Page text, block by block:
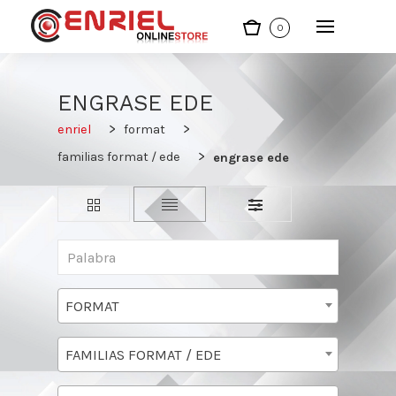
0
ENGRASE EDE
enriel
format
familias format / ede
engrase ede
FORMAT
FAMILIAS FORMAT / EDE